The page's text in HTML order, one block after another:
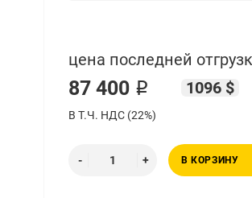
цена последней
87 400 ₽ 1096 $
В Т.Ч. НДС (22%)
В КОРЗИНУ